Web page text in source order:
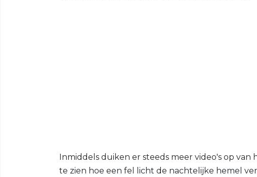
Inmiddels duiken er steeds meer video's op
te zien hoe een fel licht de nachtelijke hemel